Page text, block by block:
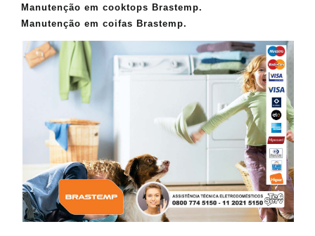
Manutenção em cooktops Brastemp.
Manutenção em coifas Brastemp.